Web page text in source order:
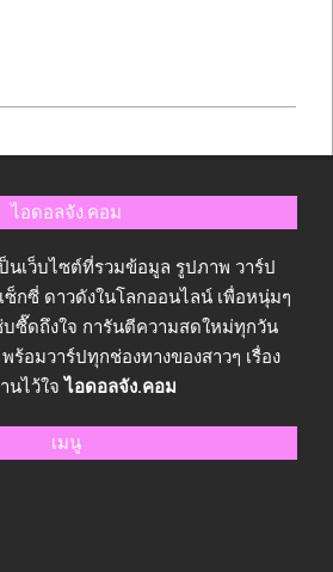
ไอดอลจัง.คอม
นเว็บไซต์ที่รวมข้อมูล รูปภาพ วาร์ป
ซ็กซี่ ดาวดังในโลกออนไลน์ เพื่อหนุ่มๆ
ซื๊ดถึงใจ การันตีความสดใหม่ทุกวัน
อมวาร์ปทุกช่องทางของสาวๆ เรื่อง
นไว้ใจ ไอดอลจัง.คอม
เมนู